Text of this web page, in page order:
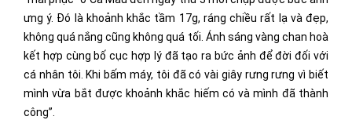
ưng ý. Đó là khoảnh khắc tầm 17g, ráng chiều rất lạ và đẹp,
không quá nắng cũng không quá tối. Ánh sáng vàng chan hoà
kết hợp cùng bố cục hợp lý đã tạo ra bức ảnh để đời đối với
cá nhân tôi. Khi bấm máy, tôi đã có vài giây rưng rưng vì biết
mình vừa bắt được khoảnh khắc hiếm có và mình đã thành
công”.